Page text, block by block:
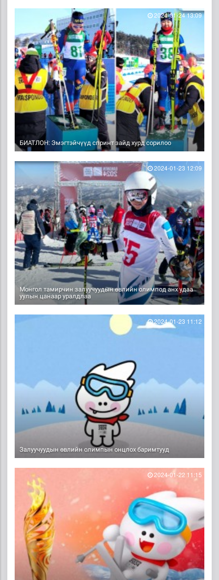
БИАТЛОН: Эмэгтэйчүүд спринт зайд хурд сорилоо
2024-01-24 13:09
Монгол тамирчин залуучуудын өвлийн олимпод анх удаа
уулын цанаар уралдлаа
2024-01-23 12:09
Залуучуудын өвлийн олимпын онцлох баримтууд
2024-01-23 11:12
2024-01-22 11:15